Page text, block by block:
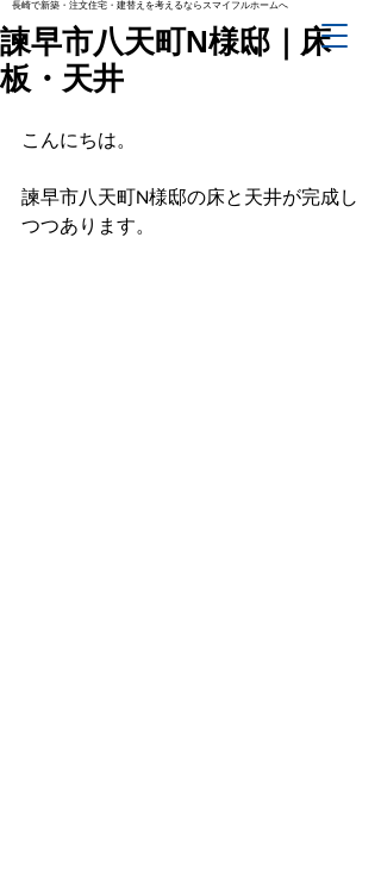
長崎で新築・注文住宅・建替えを考えるならスマイフルホームへ
諫早市八天町N様邸｜床
板・天井
こんにちは。
諫早市八天町N様邸の床と天井が完成し
つつあります。